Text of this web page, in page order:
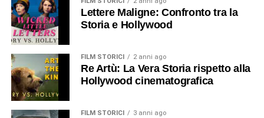
Lettere Maligne: Confronto tra la
Storia e Hollywood
FILM STORICI 2 anni ago
Re Artù: La Vera Storia rispetto alla
Hollywood cinematografica
FILM STORICI 3 anni ago